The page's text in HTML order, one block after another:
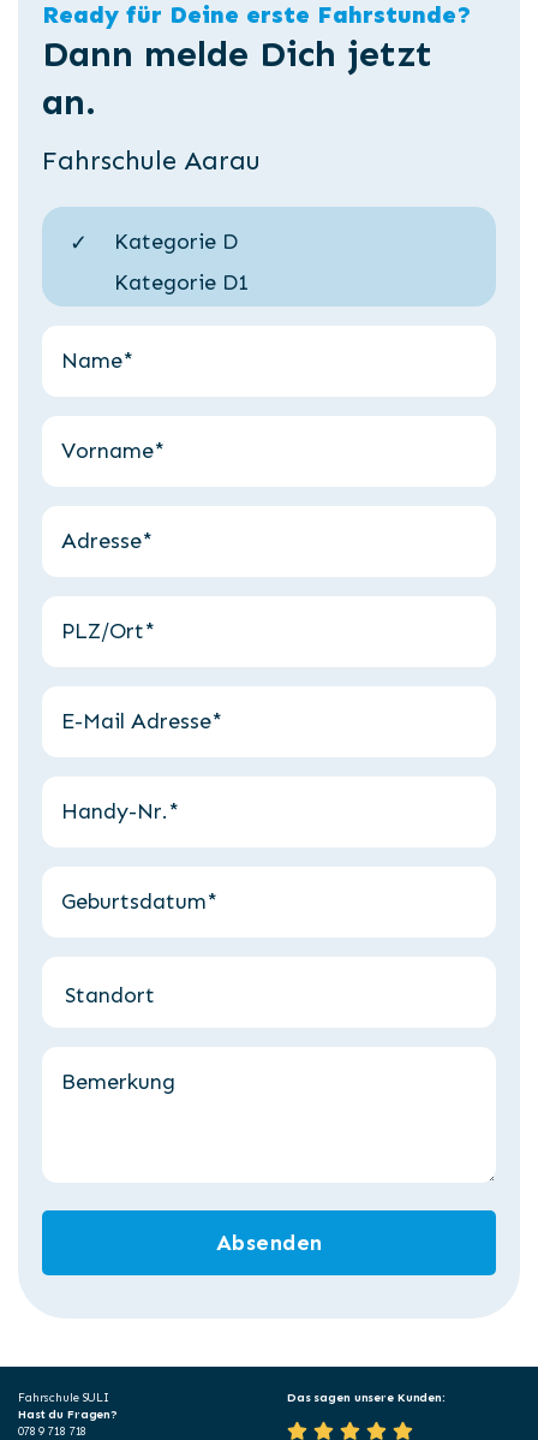
Ready für Deine erste Fahrstunde?
Dann melde Dich jetzt
an.
Fahrschule Aarau
Kategorie D
Kategorie D1
Fahrschule SULI
Hast du Fragen?
078 9 718 718
Das sagen unsere Kunden: